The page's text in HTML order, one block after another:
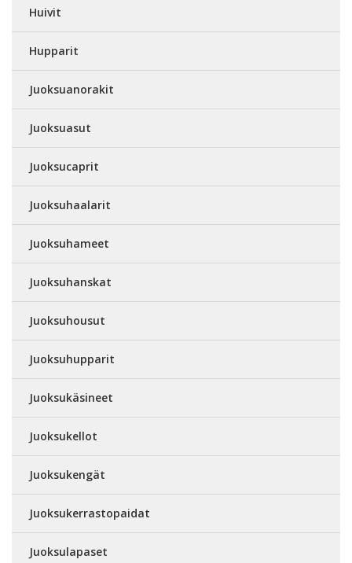
Huivit
Hupparit
Juoksuanorakit
Juoksuasut
Juoksucaprit
Juoksuhaalarit
Juoksuhameet
Juoksuhanskat
Juoksuhousut
Juoksuhupparit
Juoksukäsineet
Juoksukellot
Juoksukengät
Juoksukerrastopaidat
Juoksulapaset